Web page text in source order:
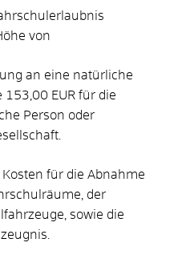
von
an eine natürliche
153,00 EUR für die
Person oder
für die Abnahme
der
sowie die